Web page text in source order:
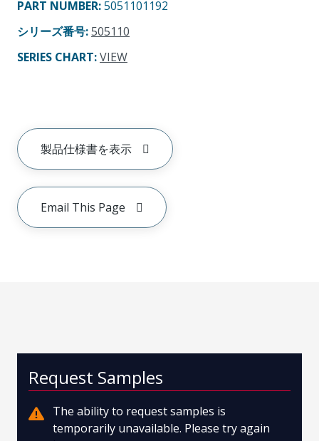
PART NUMBER:5051101192
シリーズ番号:505110
SERIES CHART:VIEW
製品仕様書を表示
Email This Page
Request Samples
The ability to request samples is
temporarily unavailable. Please try again